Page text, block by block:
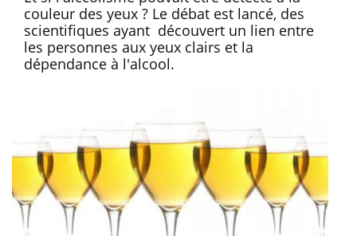
couleur des yeux ? Le débat est lancé, des
scientifiques ayant découvert un lien entre
les personnes aux yeux clairs et la
dépendance à l'alcool.